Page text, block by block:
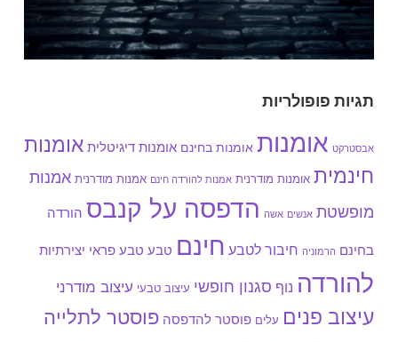
תגיות פופולריות
אבסטרקט אומנות אומנות בחינם אומנות דיגיטלית אומנות
חינמית אומנות מודרנית אמנות להורדה חינם אמנות מודרנית אמנות
מופשטת אנשים אשה הדפסה על קנבס הורדה
בחינם הרמוניה חיבור לטבע חינם טבע טבע פראי יצירתיות
להורדה נוף סגנון חופשי עיצוב טבעי עיצוב מודרני
עיצוב פנים עלים פוסטר להדפסה פוסטר לתלייה